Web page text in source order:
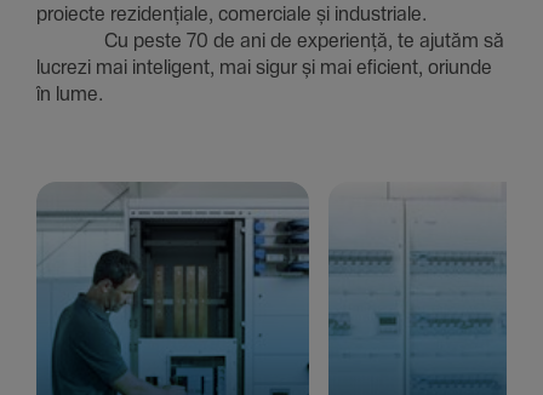
proiecte rezi­den­țiale, comer­ciale și indus­triale.
Cu peste 70 de ani de expe­riență, te ajutăm să
lucrezi mai inte­li­gent, mai sigur și mai eficient, oriunde
în lume.